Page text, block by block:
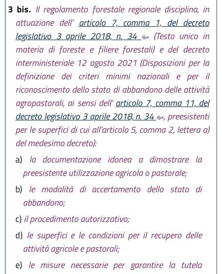
3 bis. Il regolamento forestale regionale disciplina, in
attuazione dell’ articolo 7, comma 1, del decreto
legislativo 3 aprile 2018, n. 34
(Testo unico in
materia di foreste e filiere forestali) e del decreto
interministeriale 12 agosto 2021 (Disposizioni per la
definizione dei criteri minimi nazionali e per il
riconoscimento dello stato di abbandono delle attività
agropastorali, ai sensi dell'articolo 7, comma 11, del
decreto legislativo 3 aprile 2018, n. 34
, preesistenti
per le superfici di cui all'articolo 5, comma 2, lettera a)
del medesimo decreto):
a) la documentazione idonea a dimostrare la
preesistente utilizzazione agricola o pastorale;
b) le modalità di accertamento dello stato di
abbandono;
c) il procedimento autorizzativo;
d) le superfici e le condizioni per il recupero delle
attività agricole e pastorali;
e) le misure necessarie per garantire la tutela